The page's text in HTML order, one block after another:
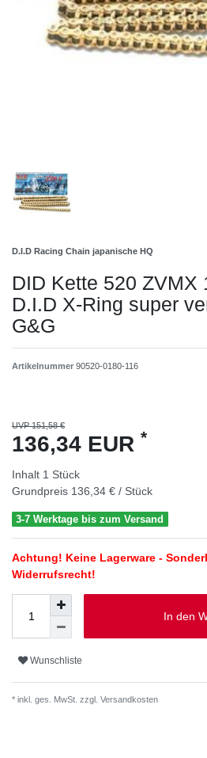
D.I.D Racing Chain japanische HQ
DID Kette 520 ZVMX
D.I.D X-Ring super
G&G
Artikelnummer 90520-0180-116
UVP 151,58 €
136,34 EUR *
Inhalt 1 Stück
Grundpreis 136,34 € / Stück
3-7 Werktage bis zum Versand
Achtung! Keine Lagerware -
Widerrufsrecht!
In den
Wunschliste
* inkl. ges. MwSt. zzgl. Versandkosten